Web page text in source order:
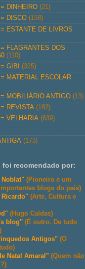
= DINHEIRO (21)
= DISCO (158)
= ESTANTE DE LIVROS
= FLAGRANTES DOS
(110)
GIBI
(325)
= MATERIAL ESCOLAR
= MOBILIÁRIO ANTIGO (13)
= REVISTA (182)
= VELHARIA (639)
(173)
foi recomendado por:
(Pioneiro e um
blogs do país)
(Arte, Cultura e
(Hugo Caldas)
blog" (É outro. De tudo
Antigos" (O
Natal Amaral" (Quem não